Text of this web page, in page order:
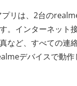
リは、2台の
。インターネット
ど、すべての連
デバイスで動